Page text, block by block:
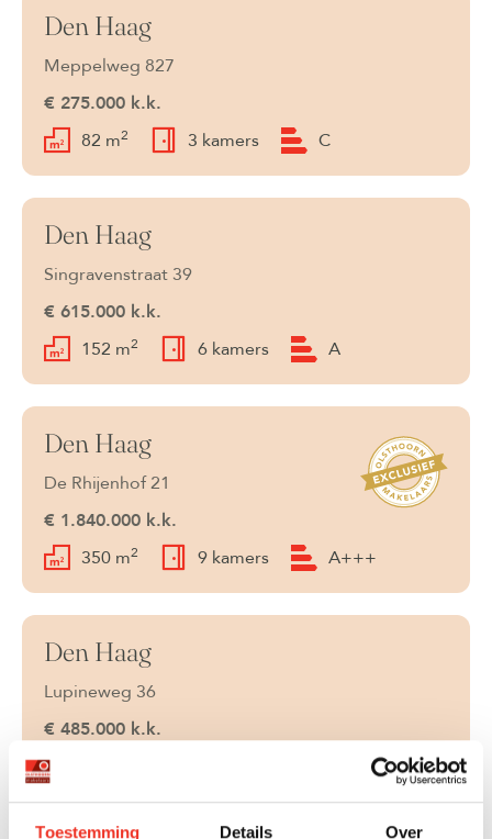
Toestemming Details Over
Beschikbaar
Den Haag
Meppelweg 827
€ 275.000 k.k.
82 m2 3 kamers C
Beschikbaar
Den Haag
Singravenstraat 39
€ 615.000 k.k.
152 m2 6 kamers A
Beschikbaar
Den Haag
De Rhijenhof 21
€ 1.840.000 k.k.
350 m2 9 kamers A+++
Beschikbaar
Den Haag
Lupineweg 36
€ 485.000 k.k.